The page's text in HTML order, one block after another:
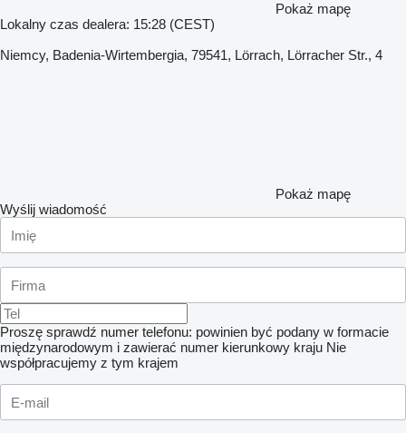
Pokaż mapę
Lokalny czas dealera: 15:28 (CEST)
Niemcy, Badenia-Wirtembergia, 79541, Lörrach, Lörracher Str., 4
Pokaż mapę
Wyślij wiadomość
Proszę sprawdź numer telefonu: powinien być podany w formacie
międzynarodowym i zawierać numer kierunkowy kraju Nie
współpracujemy z tym krajem